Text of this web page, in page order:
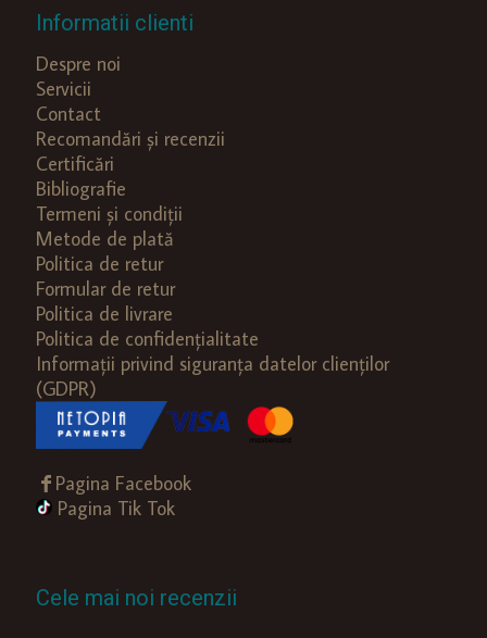
Informatii clienti
Despre noi
Servicii
Contact
Recomandări și recenzii
Certificări
Bibliografie
Termeni și condiții
Metode de plată
Politica de retur
Formular de retur
Politica de livrare
Politica de confidențialitate
Informații privind siguranța datelor clienților
(GDPR)
Pagina Facebook
Pagina Tik Tok
Cele mai noi recenzii